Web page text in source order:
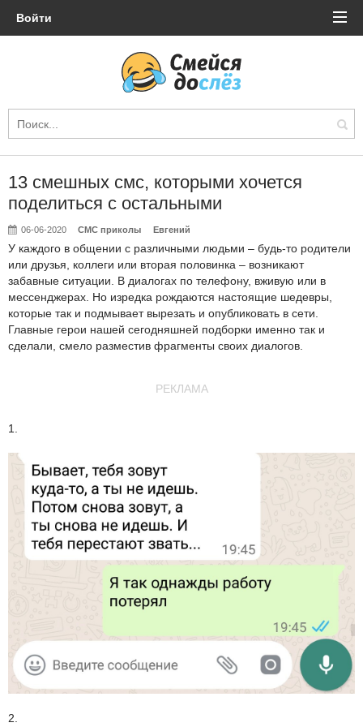
Войти
13 смешных смс, которыми хочется
поделиться с остальными
06-06-2020 СМС приколы Евгений
У каждого в общении с различными людьми – будь-то родители
или друзья, коллеги или вторая половинка – возникают
забавные ситуации. В диалогах по телефону, вживую или в
мессенджерах. Но изредка рождаются настоящие шедевры,
которые так и подмывает вырезать и опубликовать в сети.
Главные герои нашей сегодняшней подборки именно так и
сделали, смело разместив фрагменты своих диалогов.
РЕКЛАМА
1.
2.